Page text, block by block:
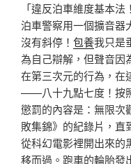
「違反泊車維度基本
泊車警察用一個擴音器
沒有斜停！ 包養我只是
為自己辯解，但聲音因
在第三次元的行為，在
——八十九點七度！按
懲罰的內容是：無限次
敗集錦》的紀錄片，直
從科幻電影裡開出來的
移而過。跑車的輪胎發